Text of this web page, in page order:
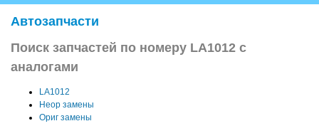
Автозапчасти
Поиск запчастей по номеру LA1012 с
аналогами
LA1012
Неор замены
Ориг замены